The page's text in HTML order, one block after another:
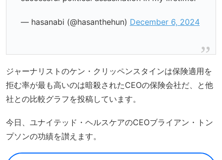
— hasanabi (@hasanthehun) December 6, 2024
ジャーナリストのケン・クリッペンスタインは保険適用を
拒む率が最も高いのは暗殺されたCEOの保険会社だ、と他
社との比較グラフを投稿しています。
今日、ユナイテッド・ヘルスケアのCEOブライアン・トン
プソンの功績を讃えます。